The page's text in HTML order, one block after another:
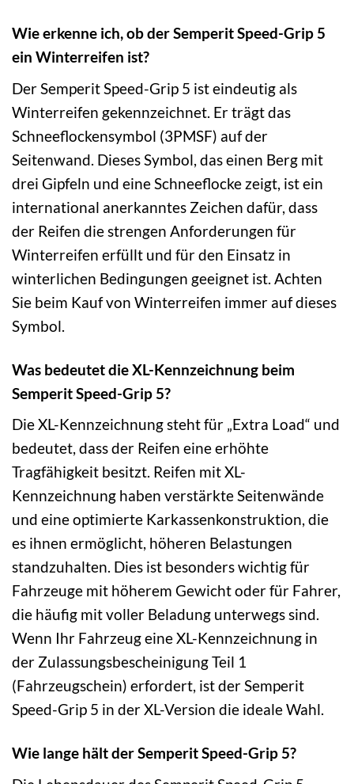
Wie erkenne ich, ob der Semperit Speed-Grip 5
ein Winterreifen ist?
Der Semperit Speed-Grip 5 ist eindeutig als
Winterreifen gekennzeichnet. Er trägt das
Schneeflockensymbol (3PMSF) auf der
Seitenwand. Dieses Symbol, das einen Berg mit
drei Gipfeln und eine Schneeflocke zeigt, ist ein
international anerkanntes Zeichen dafür, dass
der Reifen die strengen Anforderungen für
Winterreifen erfüllt und für den Einsatz in
winterlichen Bedingungen geeignet ist. Achten
Sie beim Kauf von Winterreifen immer auf dieses
Symbol.
Was bedeutet die XL-Kennzeichnung beim
Semperit Speed-Grip 5?
Die XL-Kennzeichnung steht für „Extra Load“ und
bedeutet, dass der Reifen eine erhöhte
Tragfähigkeit besitzt. Reifen mit XL-
Kennzeichnung haben verstärkte Seitenwände
und eine optimierte Karkassenkonstruktion, die
es ihnen ermöglicht, höheren Belastungen
standzuhalten. Dies ist besonders wichtig für
Fahrzeuge mit höherem Gewicht oder für Fahrer,
die häufig mit voller Beladung unterwegs sind.
Wenn Ihr Fahrzeug eine XL-Kennzeichnung in
der Zulassungsbescheinigung Teil 1
(Fahrzeugschein) erfordert, ist der Semperit
Speed-Grip 5 in der XL-Version die ideale Wahl.
Wie lange hält der Semperit Speed-Grip 5?